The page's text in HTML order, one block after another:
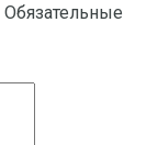
Обязательные